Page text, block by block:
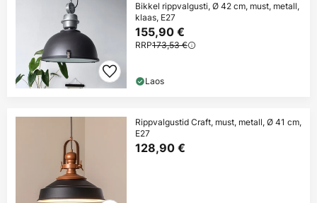
Bikkel rippvalgusti, Ø 42 cm, must, metall,
klaas, E27
155,90 €
RRP173,53 €
Laos
Rippvalgustid Craft, must, metall, Ø 41 cm,
E27
128,90 €